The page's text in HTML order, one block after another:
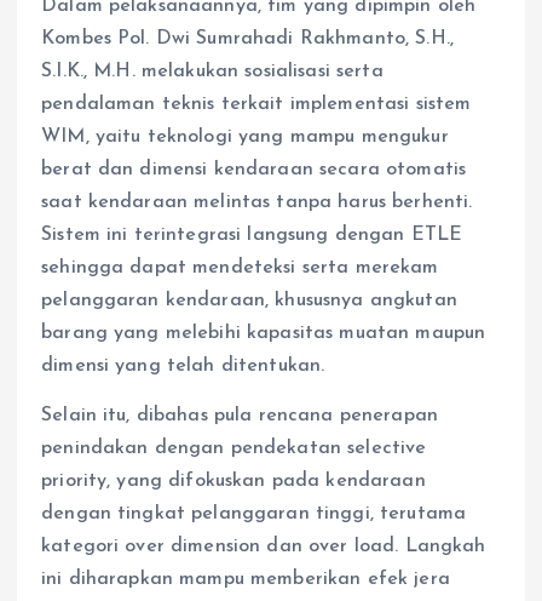
Dalam pelaksanaannya, tim yang dipimpin oleh
Kombes Pol. Dwi Sumrahadi Rakhmanto, S.H.,
S.I.K., M.H. melakukan sosialisasi serta
pendalaman teknis terkait implementasi sistem
WIM, yaitu teknologi yang mampu mengukur
berat dan dimensi kendaraan secara otomatis
saat kendaraan melintas tanpa harus berhenti.
Sistem ini terintegrasi langsung dengan ETLE
sehingga dapat mendeteksi serta merekam
pelanggaran kendaraan, khususnya angkutan
barang yang melebihi kapasitas muatan maupun
dimensi yang telah ditentukan.
Selain itu, dibahas pula rencana penerapan
penindakan dengan pendekatan selective
priority, yang difokuskan pada kendaraan
dengan tingkat pelanggaran tinggi, terutama
kategori over dimension dan over load. Langkah
ini diharapkan mampu memberikan efek jera